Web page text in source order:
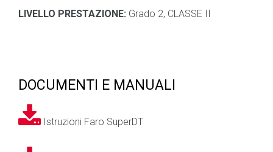
LIVELLO PRESTAZIONE: Grado 2, CLASSE II
DOCUMENTI E MANUALI
Istruzioni Faro SuperDT